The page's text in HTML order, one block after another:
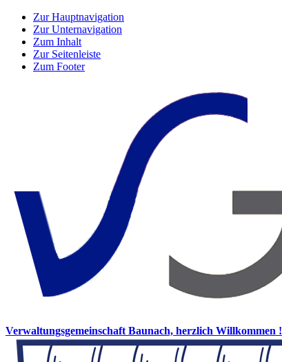
Zur Hauptnavigation
Zur Unternavigation
Zum Inhalt
Zur Seitenleiste
Zum Footer
Verwaltungsgemeinschaft Baunach, herzlich Willkommen !